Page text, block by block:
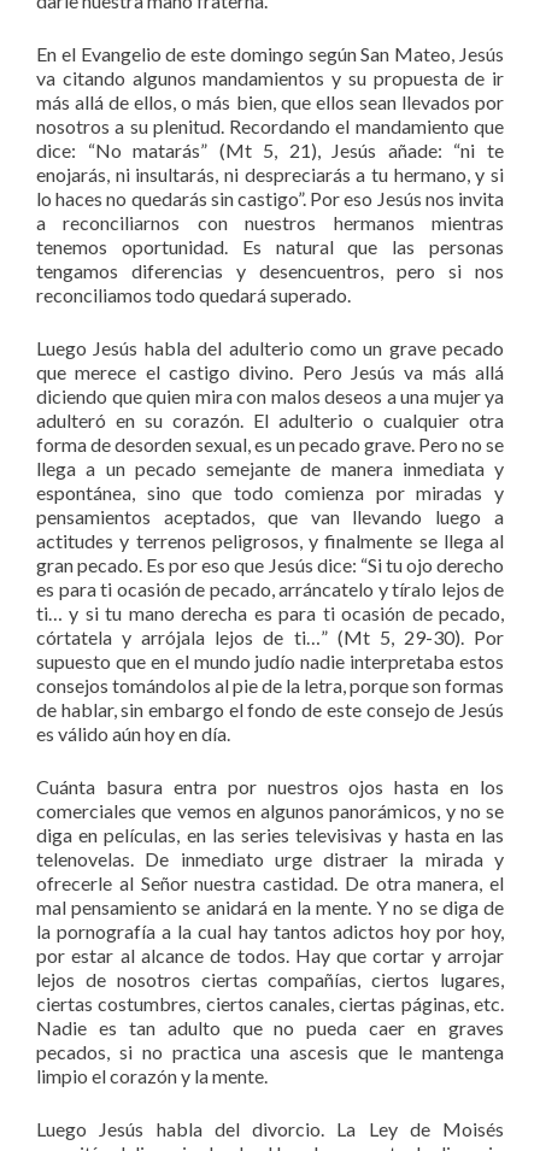
En el Evangelio de este domingo según San Mateo, Jesús
va citando algunos mandamientos y su propuesta de ir
más allá de ellos, o más bien, que ellos sean llevados por
nosotros a su plenitud. Recordando el mandamiento que
dice: “No matarás” (Mt 5, 21), Jesús añade: “ni te
enojarás, ni insultarás, ni despreciarás a tu hermano, y si
lo haces no quedarás sin castigo”. Por eso Jesús nos invita
a reconciliarnos con nuestros hermanos mientras
tenemos oportunidad. Es natural que las personas
tengamos diferencias y desencuentros, pero si nos
reconciliamos todo quedará superado.
Luego Jesús habla del adulterio como un grave pecado
que merece el castigo divino. Pero Jesús va más allá
diciendo que quien mira con malos deseos a una mujer ya
adulteró en su corazón. El adulterio o cualquier otra
forma de desorden sexual, es un pecado grave. Pero no se
llega a un pecado semejante de manera inmediata y
espontánea, sino que todo comienza por miradas y
pensamientos aceptados, que van llevando luego a
actitudes y terrenos peligrosos, y finalmente se llega al
gran pecado. Es por eso que Jesús dice: “Si tu ojo derecho
es para ti ocasión de pecado, arráncatelo y tíralo lejos de
ti… y si tu mano derecha es para ti ocasión de pecado,
córtatela y arrójala lejos de ti…” (Mt 5, 29-30). Por
supuesto que en el mundo judío nadie interpretaba estos
consejos tomándolos al pie de la letra, porque son formas
de hablar, sin embargo el fondo de este consejo de Jesús
es válido aún hoy en día.
Cuánta basura entra por nuestros ojos hasta en los
comerciales que vemos en algunos panorámicos, y no se
diga en películas, en las series televisivas y hasta en las
telenovelas. De inmediato urge distraer la mirada y
ofrecerle al Señor nuestra castidad. De otra manera, el
mal pensamiento se anidará en la mente. Y no se diga de
la pornografía a la cual hay tantos adictos hoy por hoy,
por estar al alcance de todos. Hay que cortar y arrojar
lejos de nosotros ciertas compañías, ciertos lugares,
ciertas costumbres, ciertos canales, ciertas páginas, etc.
Nadie es tan adulto que no pueda caer en graves
pecados, si no practica una ascesis que le mantenga
limpio el corazón y la mente.
Luego Jesús habla del divorcio. La Ley de Moisés